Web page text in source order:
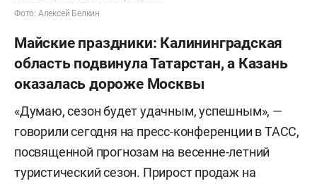
Фото: Алексей Белкин
Майские праздники: Калининградская
область подвинула Татарстан, а Казань
оказалась дороже Москвы
«Думаю, сезон будет удачным, успешным», —
говорили сегодня на пресс-конференции в ТАСС,
посвященной прогнозам на весенне-летний
туристический сезон. Прирост продаж на